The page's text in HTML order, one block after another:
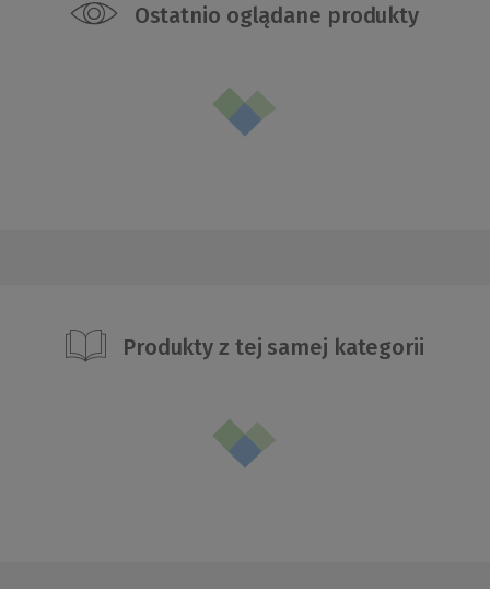
Ostatnio oglądane produkty
Produkty z tej samej kategorii